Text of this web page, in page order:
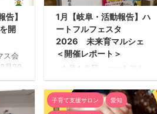
告】
開
ス会
月20
ス
催
。
1月【岐阜・活動報告】ハ
ートフルフェスタ
2026 未来育マルシェ
＜開催レポート＞
１月１８日 ハートフル
フェスタ2026 未来育マル
シェ開催レポート １月１８
日（日） 長所を見つけるカ
子育て支援サロン 愛知